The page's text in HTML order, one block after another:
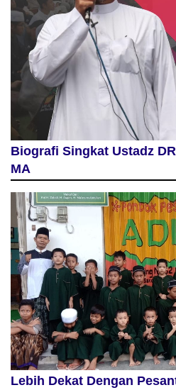
Biografi Singkat Ustadz
MA
Lebih Dekat Dengan